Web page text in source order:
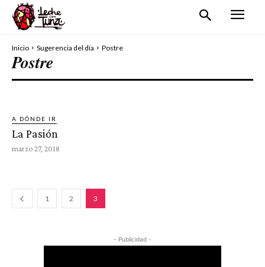
Inicio Sugerencia del día Postre
Postre
A DÓNDE IR
La Pasión
marzo 27, 2018
1 2 3
- Publicidad -